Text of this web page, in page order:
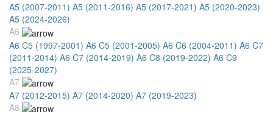
A5 (2007-2011) A5 (2011-2016) A5 (2017-2021) A5 (2020-2023)
A5 (2024-2026)
A6
A6 C5 (1997-2001) A6 C5 (2001-2005) A6 C6 (2004-2011) A6 C7
(2011-2014) A6 C7 (2014-2019) A6 C8 (2019-2022) A6 C9
(2025-2027)
A7
A7 (2012-2015) A7 (2014-2020) A7 (2019-2023)
A8